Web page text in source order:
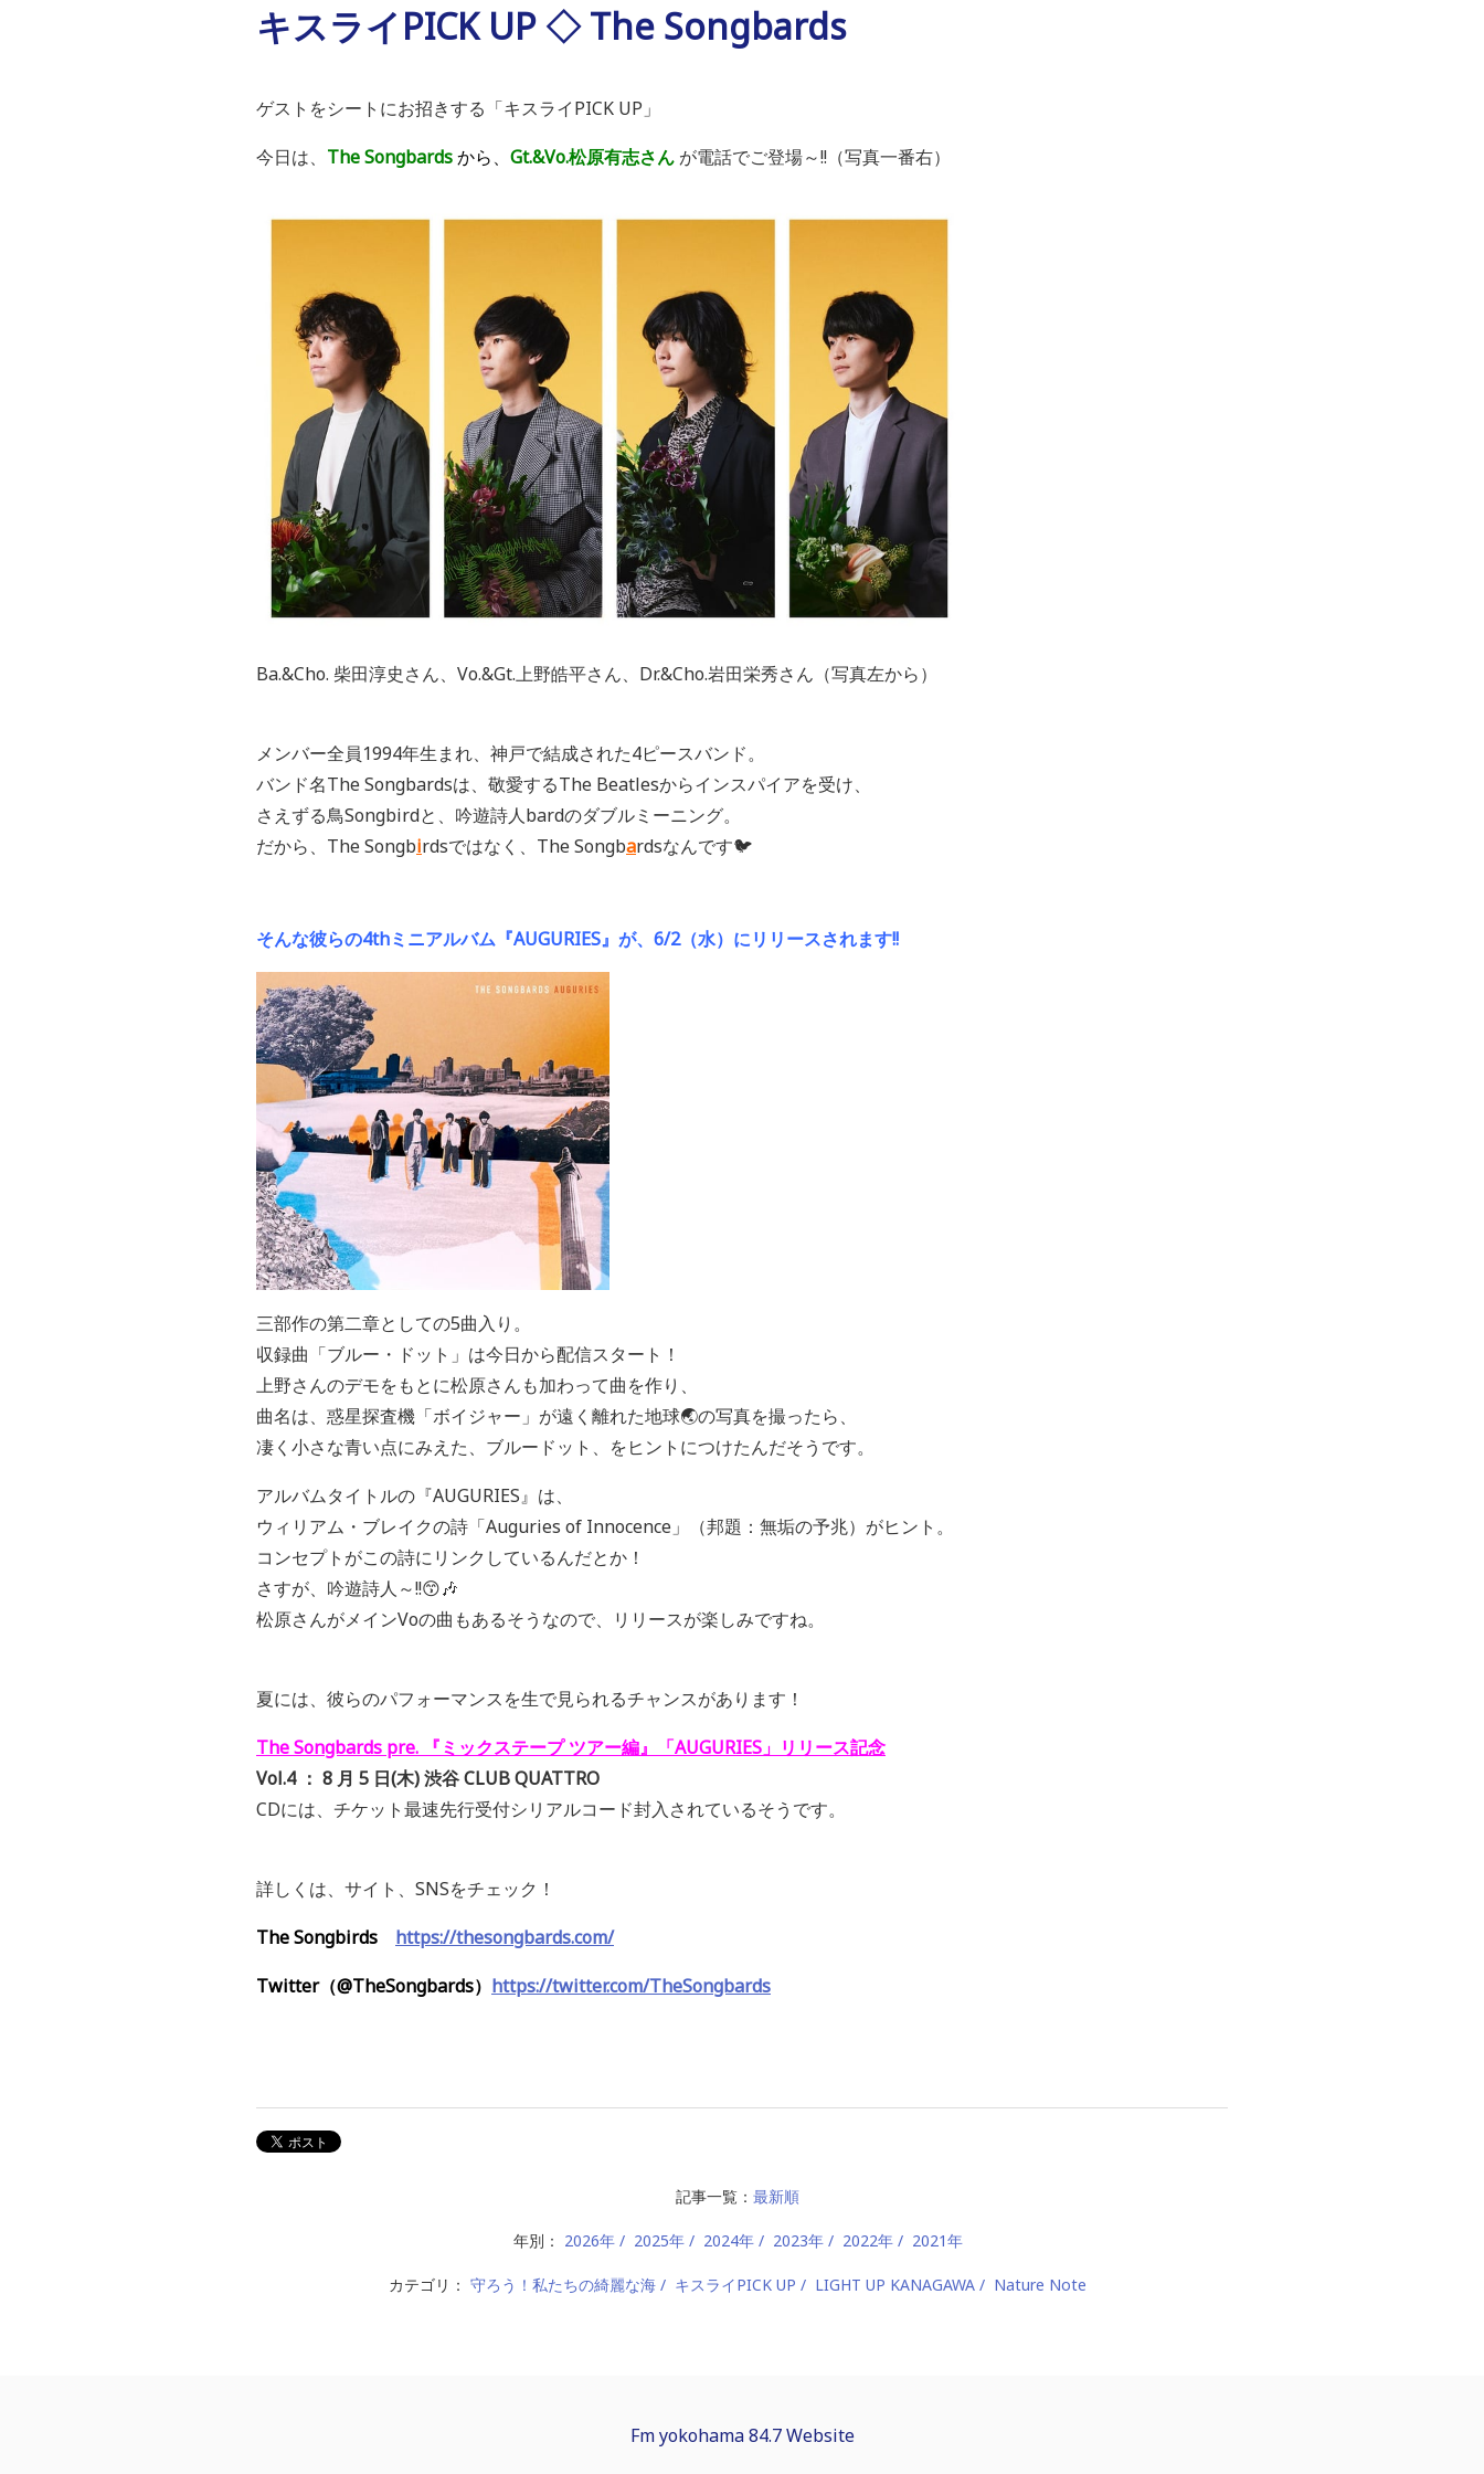
キスライPICK UP ◇ The Songbards
ゲストをシートにお招きする「キスライPICK UP」
今日は、 The Songbardsから、 Gt.&Vo.松原有志さん が電話でご登場～!!（写真一番右）
Ba.&Cho. 柴田淳史さん、Vo.&Gt.上野皓平さん、Dr.&Cho.岩田栄秀さん（写真左から）
メンバー全員1994年生まれ、神戸で結成された4ピースバンド。
バンド名The Songbardsは、敬愛するThe Beatlesからインスパイアを受け、
さえずる鳥Songbirdと、吟遊詩人bardのダブルミーニング。
だから、The Songbirdsではなく、The Songbardsなんです🐦
そんな彼らの4thミニアルバム『AUGURIES』が、6/2（水）にリリースされます!!
三部作の第二章としての5曲入り。
収録曲「ブルー・ドット」は今日から配信スタート！
上野さんのデモをもとに松原さんも加わって曲を作り、
曲名は、惑星探査機「ボイジャー」が遠く離れた地球🌏の写真を撮ったら、
凄く小さな青い点にみえた、ブルードット、をヒントにつけたんだそうです。
アルバムタイトルの『AUGURIES』は、
ウィリアム・ブレイクの詩「Auguries of Innocence」（邦題：無垢の予兆）がヒント。
コンセプトがこの詩にリンクしているんだとか！
さすが、吟遊詩人～!!😙🎶
松原さんがメインVoの曲もあるそうなので、リリースが楽しみですね。
夏には、彼らのパフォーマンスを生で見られるチャンスがあります！
The Songbards pre. 『ミックステープ ツアー編』「AUGURIES」リリース記念
Vol.4 ： 8 月 5 日(木) 渋谷 CLUB QUATTRO
CDには、チケット最速先行受付シリアルコード封入されているそうです。
詳しくは、サイト、SNSをチェック！
The Songbirds https://thesongbards.com/
Twitter（@TheSongbards） https://twitter.com/TheSongbards
記事一覧： 最新順
年別： 2026年 2025年 2024年 2023年 2022年 2021年
カテゴリ： 守ろう！私たちの綺麗な海 キスライPICK UP LIGHT UP KANAGAWA Nature Note
Fm yokohama 84.7 Website